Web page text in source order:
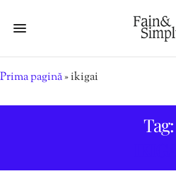
Prima pagină»ikigai
Tag: